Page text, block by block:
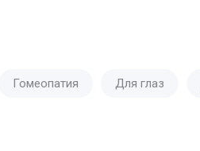
Гомеопатия Для глаз